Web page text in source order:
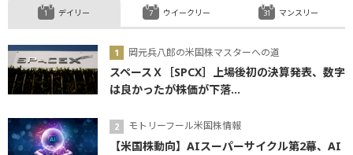
デイリー
岡元兵八郎の米国株マスターへの道
スペースＸ［SPCX］上場後初の決算発表、数字
は良かったが株価が下落...
モトリーフール米国株情報
【米国株動向】AIスーパーサイクル第2幕、AI
ウイークリー マンスリー